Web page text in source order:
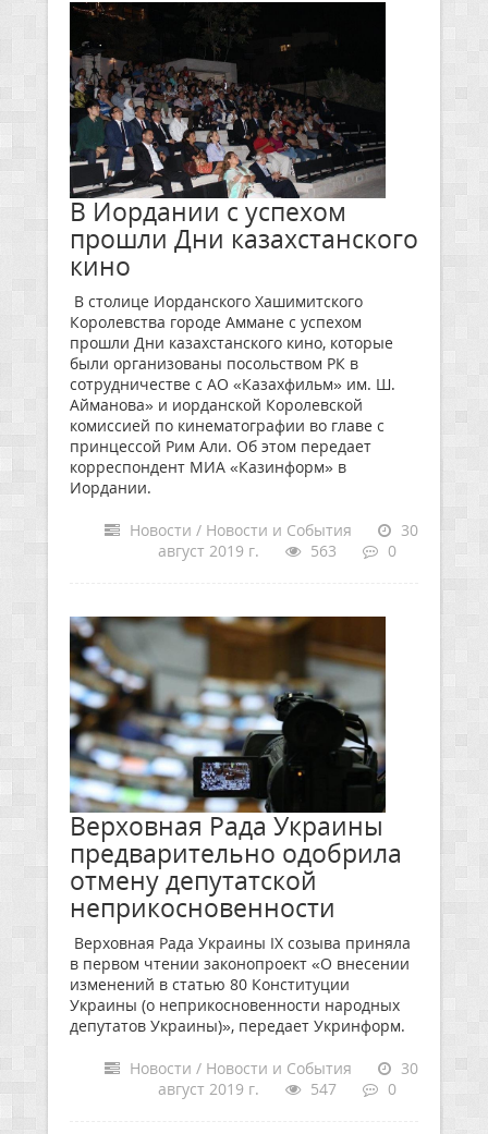
В Иордании с успехом
прошли Дни казахстанского
кино
В столице Иорданского Хашимитского
Королевства городе Аммане с успехом
прошли Дни казахстанского кино, которые
были организованы посольством РК в
сотрудничестве с АО «Казахфильм» им. Ш.
Айманова» и иорданской Королевской
комиссией по кинематографии во главе с
принцессой Рим Али. Об этом передает
корреспондент МИА «Казинформ» в
Иордании.
Новости / Новости и События
30
август 2019 г.
563 0
Верховная Рада Украины
предварительно одобрила
отмену депутатской
неприкосновенности
Верховная Рада Украины ІХ созыва приняла
в первом чтении законопроект «О внесении
изменений в статью 80 Конституции
Украины (о неприкосновенности народных
депутатов Украины)», передает Укринформ.
Новости / Новости и События
30
август 2019 г.
547 0